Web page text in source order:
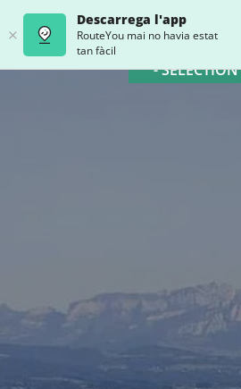
Descarrega l'app
RouteYou mai no havia estat
tan fàcil
-